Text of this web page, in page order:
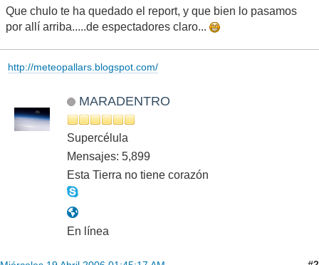
Que chulo te ha quedado el report, y que bien lo pasamos
por allí arriba.....de espectadores claro...
http://meteopallars.blogspot.com/
MARADENTRO
Supercélula
Mensajes: 5,899
Esta Tierra no tiene corazón
En línea